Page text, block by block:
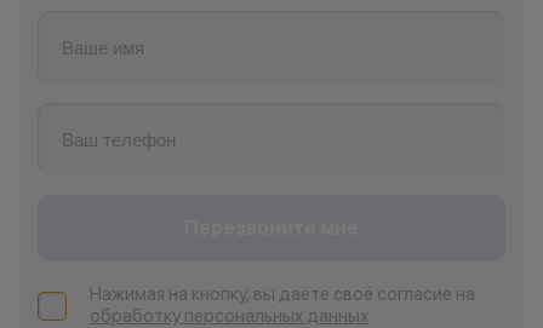
Ханты- Мансийск
Нажимая на кнопку, вы даёте своё согласие на
обработку персональных данных